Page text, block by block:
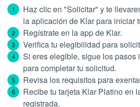
Haz clic en "Solicitar" y te
la aplicación de Klar para iniciar
Regístrate en la app de Klar.
Verifica tu elegibilidad para
Si eres elegible, sigue los pasos
para completar tu solicitud.
Revisa los requisitos para
Recibe tu tarjeta Klar Platino en
registrada.